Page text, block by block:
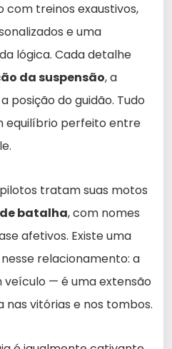
com treinos exaustivos,
e uma
lógica. Cada detalhe
da suspensão, a
posição do guidão. Tudo
equilíbrio perfeito entre
tratam suas motos
batalha, com nomes
afetivos. Existe uma
relacionamento: a
veículo — é uma extensão
vitórias e nos tombos.